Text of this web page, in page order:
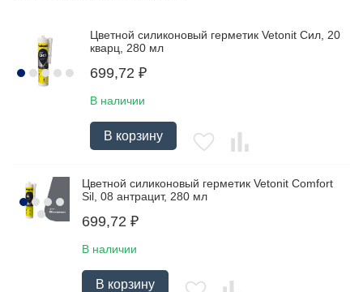
Цветной силиконовый герметик Vetonit Сил, 20
кварц, 280 мл
699,72 ₽
В наличии
В корзину
Цветной силиконовый герметик Vetonit Comfort
Sil, 08 антрацит, 280 мл
699,72 ₽
В наличии
В корзину